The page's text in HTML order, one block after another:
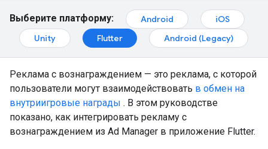
Выберите платформу: Android
iOS
Unity
Flutter Android (Legacy)
Реклама с вознаграждением — это реклама, с которой
пользователи могут взаимодействовать в обмен на
внутриигровые награды . В этом руководстве
показано, как интегрировать рекламу с
вознаграждением из Ad Manager в приложение Flutter.